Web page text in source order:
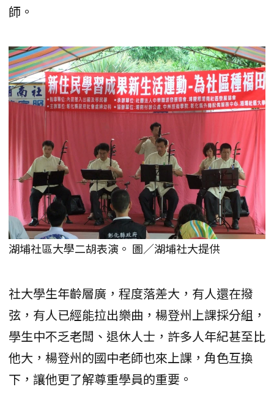
師。
湖埔社區大學二胡表演。 圖／湖埔社大提供
社大學生年齡層廣，程度落差大，有人還在撥
弦，有人已經能拉出樂曲，楊登州上課採分組，
學生中不乏老闆、退休人士，許多人年紀甚至比
他大，楊登州的國中老師也來上課，角色互換
下，讓他更了解尊重學員的重要。